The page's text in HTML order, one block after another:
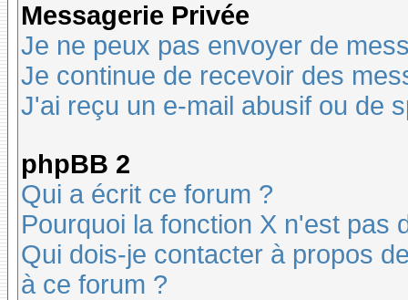
Messagerie Privée
Je ne peux pas envoyer de
Je continue de recevoir des
J'ai reçu un e-mail abusif ou de
phpBB 2
Qui a écrit ce forum ?
Pourquoi la fonction X n'est pas
Qui dois-je contacter à propos
à ce forum ?